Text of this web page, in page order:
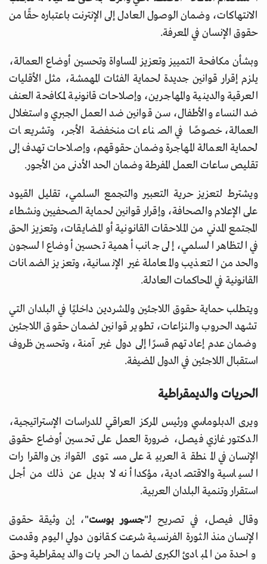
الانتهاكات، وضمان الوصول العادل إلى الإنترنت باعتباره حقًا من
حقوق الإنسان في المعرفة.
وبشأن مكافحة التمييز وتعزيز المساواة وتحسين أوضاع العمالة،
يلزم إقرار قوانين جديدة لحماية الفئات المهمشة، مثل الأقليات
العرقية والدينية والمهاجرين، وإصلاحات قانونية لمكافحة العنف
ضد النساء والأطفال، سن قوانين ضد العمل الجبري واستغلال
العمالة، خصوصًا في الصناعات منخفضة الأجر، وتشريعات
لحماية العمالة المهاجرة وضمان حقوقهم، وإصلاحات تهدف إلى
تقليص ساعات العمل المفرطة وضمان الحد الأدنى من الأجور.
ويشترط لتعزيز حرية التعبير والتجمع السلمي، تقليل القيود
على الإعلام والصحافة، وإقرار قوانين لحماية الصحفيين ونشطاء
المجتمع المدني من الملاحقات القانونية أو المضايقات، وتعزيز الحق
في التظاهر السلمي، إلى جانب أهمية تحسين أوضاع السجون
والحد من التعذيب والمعاملة غير الإنسانية، وتعزيز الضمانات
القانونية في المحاكمات العادلة.
ويتطلب حماية حقوق اللاجئين والمشردين داخليًا في البلدان التي
تشهد الحروب والنزاعات، تطوير قوانين لضمان حقوق اللاجئين
وضمان عدم إعادتهم قسرًا إلى دول غير آمنة، وتحسين ظروف
استقبال اللاجئين في الدول المضيفة.
الحريات والديمقراطية
ويرى الدبلوماسي ورئيس المركز العراقي للدراسات الإستراتيجية،
الدكتور غازي فيصل، ضرورة العمل على تحسين أوضاع حقوق
الإنسان في المنطقة العربية على مستوى القوانين والقرارات
السياسية والاقتصادية، مؤكدا أنه لا بديل عن ذلك من أجل
استقرار وتنمية البلدان العربية.
وقال فيصل، في تصريح لـ"جسور بوست"، إن وثيقة حقوق
الإنسان منذ الثورة الفرنسية شرعت كقانون دولي اليوم وقدمت
واحدة من المبادئ الكبرى لضمان الحريات والديمقراطية وحق